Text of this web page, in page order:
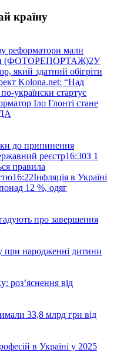
країну
реформатори мали
(ФОТОРЕПОРТАЖ)2У
який здатний обігріти
Kolona.net: “Над
українски стартує
Іло Глонті стане
до припинення
реєстр16:30З 1
правила
16:22Інфляція в Україні
12 %, одяг
про завершення
при народженні дитини
роз’яснення від
33,8 млрд грн від
в Україні у 2025